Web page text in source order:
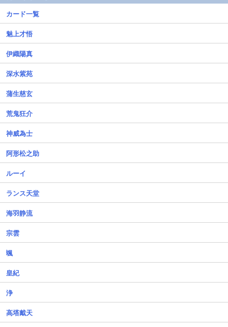
カード一覧
魅上才悟
伊織陽真
深水紫苑
蒲生慈玄
荒鬼狂介
神威為士
阿形松之助
ルーイ
ランス天堂
海羽静流
宗雲
颯
皇紀
浄
高塔戴天